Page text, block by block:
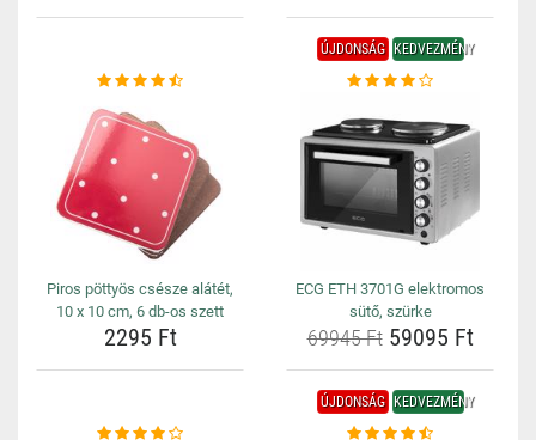
Piros pöttyös csésze alátét,
10 x 10 cm, 6 db-os szett
2295 Ft
ÚJDONSÁG KEDVEZMÉNY
ECG ETH 3701G elektromos
sütő, szürke
69945 Ft59095 Ft
ÚJDONSÁG KEDVEZMÉNY